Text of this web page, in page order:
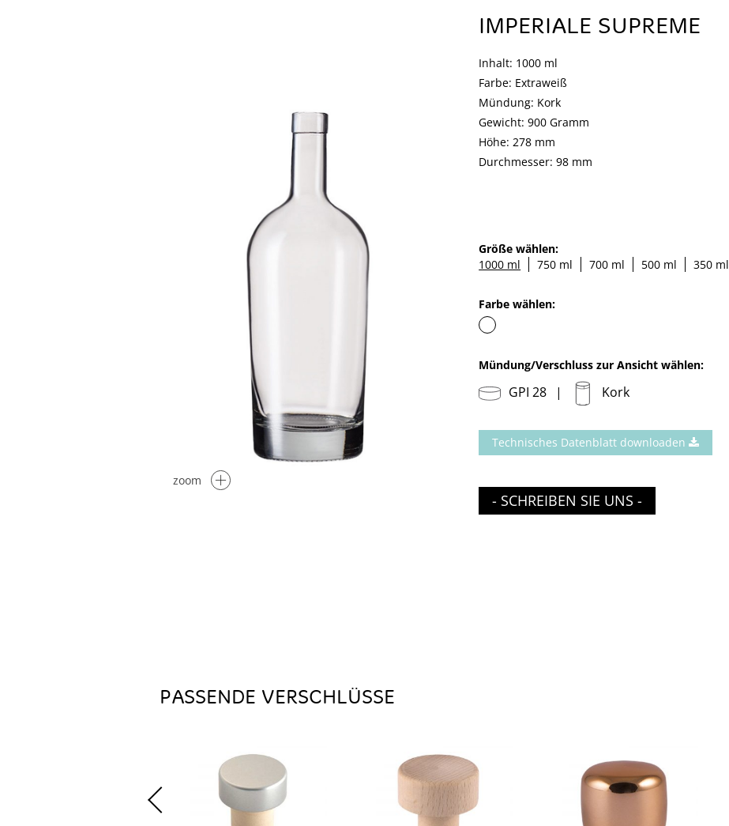
zoom
IMPERIALE SUPREME
Inhalt: 1000 ml
Farbe: Extraweiß
Mündung: Kork
Gewicht: 900 Gramm
Höhe: 278 mm
Durchmesser: 98 mm
Größe wählen:
1000 ml
750 ml 700 ml 500 ml 350 ml
Farbe wählen:
Mündung/Verschluss zur Ansicht wählen:
GPI 28 Kork
Technisches Datenblatt downloaden
- SCHREIBEN SIE UNS -
PASSENDE VERSCHLÜSSE